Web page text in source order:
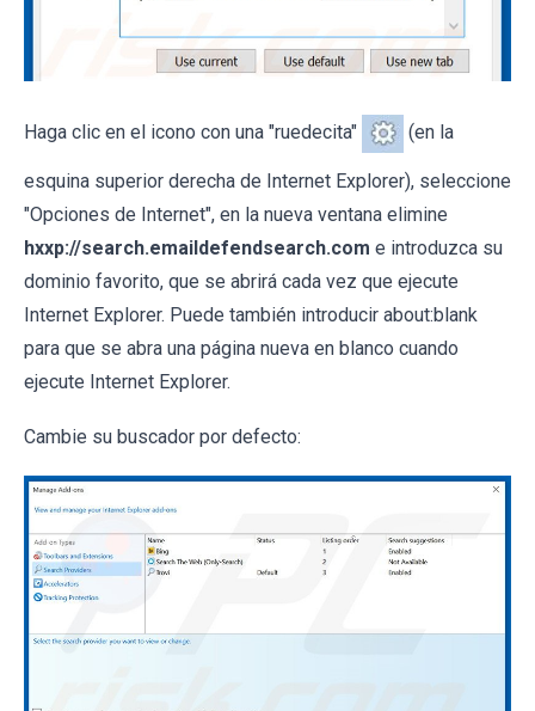
Haga clic en el icono con una "ruedecita" (en la
esquina superior derecha de Internet Explorer), seleccione
"Opciones de Internet", en la nueva ventana elimine
hxxp://search.emaildefendsearch.com e introduzca su
dominio favorito, que se abrirá cada vez que ejecute
Internet Explorer. Puede también introducir about:blank
para que se abra una página nueva en blanco cuando
ejecute Internet Explorer.
Cambie su buscador por defecto: